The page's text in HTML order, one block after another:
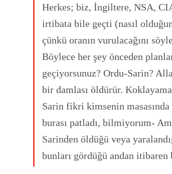
Herkes; biz, İngiltere, NSA,
irtibata bile geçti (nasıl
çünkü oranın vurulacağını
Böylece her şey önceden
geçiyorsunuz? Ordu-Sarin?
bir damlası öldürür.
Sarin fikri kimsenin
burası patladı, bilmiyorum-
Sarinden öldüğü veya
bunları gördüğü andan itibaren